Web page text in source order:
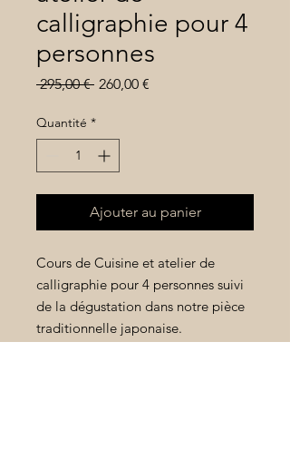
calligraphie pour 4
personnes
295,00 € Prix
260,00 €
Quantité *
Ajouter au panier
Cours de Cuisine et atelier de
calligraphie pour 4 personnes suivi
de la dégustation dans notre pièce
traditionnelle japonaise.